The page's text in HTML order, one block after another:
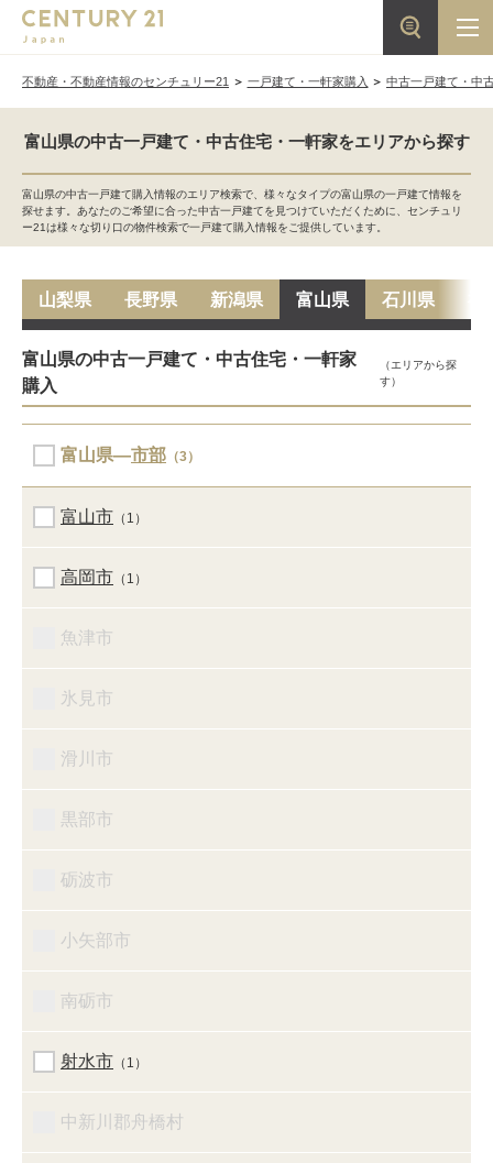
不動産・不動産情報のセンチュリー21 一戸建て・一軒家購入 中古一戸建て・中
富山県の中古一戸建て・中古住宅・一軒家をエリアから探す
富山県の中古一戸建て購入情報のエリア検索で、様々なタイプの富山県の一戸建て情報を
探せます。あなたのご希望に合った中古一戸建てを見つけていただくために、センチュリ
ー21は様々な切り口の物件検索で一戸建て購入情報をご提供しています。
山梨県 長野県 新潟県 富山県 石川県
富山県の中古一戸建て・中古住宅・一軒家
購入
（エリアから探
す）
富山県―市部 （3）
富山市 （1）
高岡市 （1）
魚津市
氷見市
滑川市
黒部市
砺波市
小矢部市
南砺市
射水市 （1）
中新川郡舟橋村